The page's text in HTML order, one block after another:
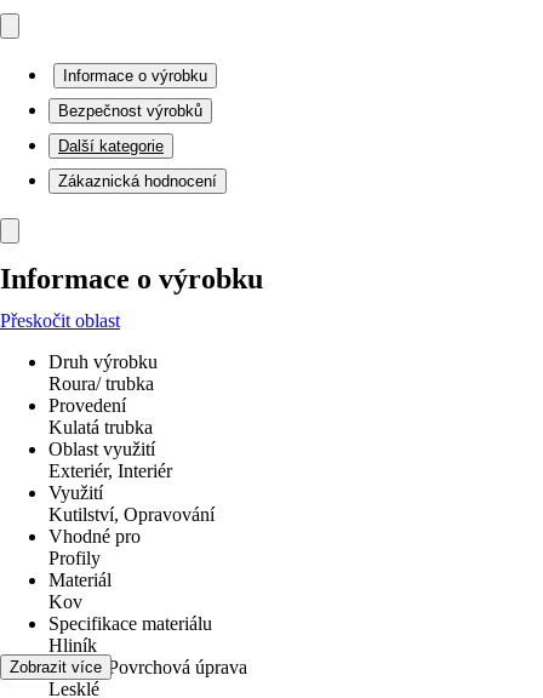
Informace o výrobku
Bezpečnost výrobků
Další kategorie
Zákaznická hodnocení
Informace o výrobku
Přeskočit oblast
Druh výrobku
Roura/ trubka
Provedení
Kulatá trubka
Oblast využití
Exteriér, Interiér
Využití
Kutilství, Opravování
Vhodné pro
Profily
Materiál
Kov
Specifikace materiálu
Hliník
Povrch/Povrchová úprava
Lesklé
Zobrazit více